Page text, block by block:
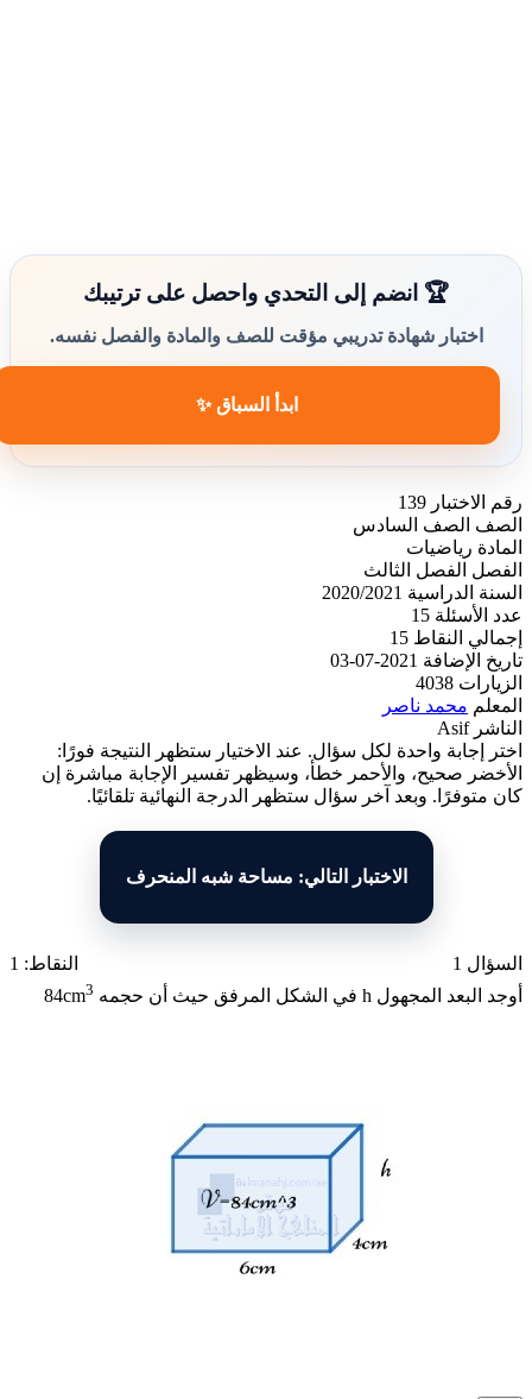
🏆 انضم إلى التحدي واحصل على ترتيبك
اختبار شهادة تدريبي مؤقت للصف والمادة والفصل نفسه.
ابدأ السباق ✨
رقم الاختبار 139
الصف
الصف السادس
المادة رياضيات
الفصل
الفصل الثالث
السنة الدراسية
2020/2021
عدد الأسئلة 15
إجمالي النقاط 15
تاريخ الإضافة
2021-07-03
الزيارات 4038
المعلم محمد ناصر
الناشر Asif
اختر إجابة واحدة لكل سؤال. عند الاختيار ستظهر النتيجة فورًا:
الأخضر صحيح، والأحمر خطأ، وسيظهر تفسير الإجابة مباشرة إن
كان متوفرًا. وبعد آخر سؤال ستظهر الدرجة النهائية تلقائيًا.
الاختبار التالي: مساحة شبه المنحرف
السؤال 1
النقاط: 1
أوجد البعد المجهول h في الشكل المرفق حيث أن حجمه 84cm
3